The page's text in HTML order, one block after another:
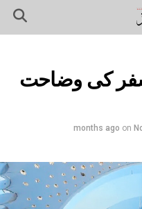
سفر کی وضاحت
on